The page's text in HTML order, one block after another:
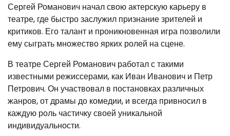
Сергей Романович начал свою актерскую карьеру в
театре, где быстро заслужил признание зрителей и
критиков. Его талант и проникновенная игра позволили
ему сыграть множество ярких ролей на сцене.
В театре Сергей Романович работал с такими
известными режиссерами, как Иван Иванович и Петр
Петрович. Он участвовал в постановках различных
жанров, от драмы до комедии, и всегда привносил в
каждую роль частичку своей уникальной
индивидуальности.